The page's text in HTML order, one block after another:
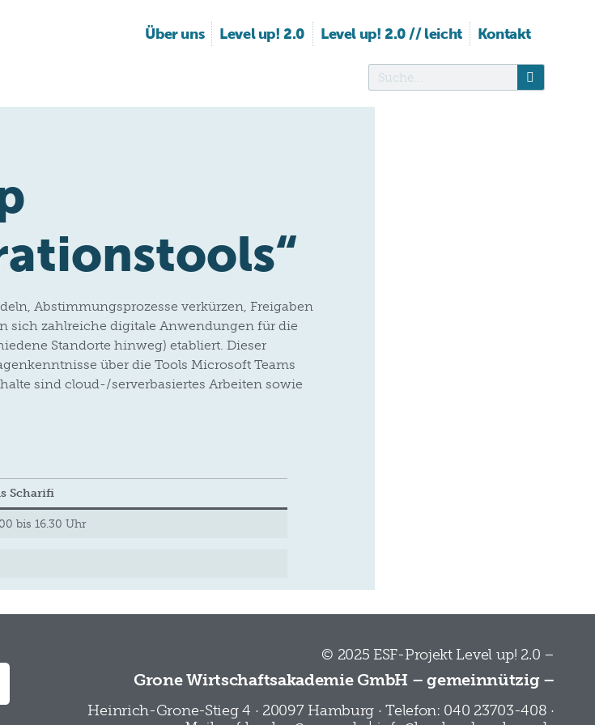
Über uns Level up! 2.0 Level up! 2.0 // leicht Kontakt
Abstimmungsprozesse verkürzen, Freigaben
sich zahlreiche digitale Anwendungen für die
Standorte hinweg) etabliert. Dieser
über die Tools Microsoft Teams
sind cloud-/serverbasiertes Arbeiten sowie
Scharifi
bis 16.30 Uhr
© 2025 ESF-Projekt Level up! 2.0 –
Grone Wirtschaftsakademie GmbH – gemeinnützig –
Heinrich-Grone-Stieg 4 · 20097 Hamburg · Telefon: 040 23703-408 ·